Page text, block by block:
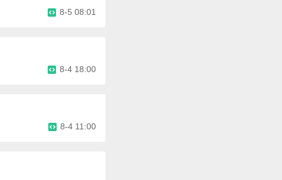
8-5 08:01
8-4 18:00
8-4 11:00